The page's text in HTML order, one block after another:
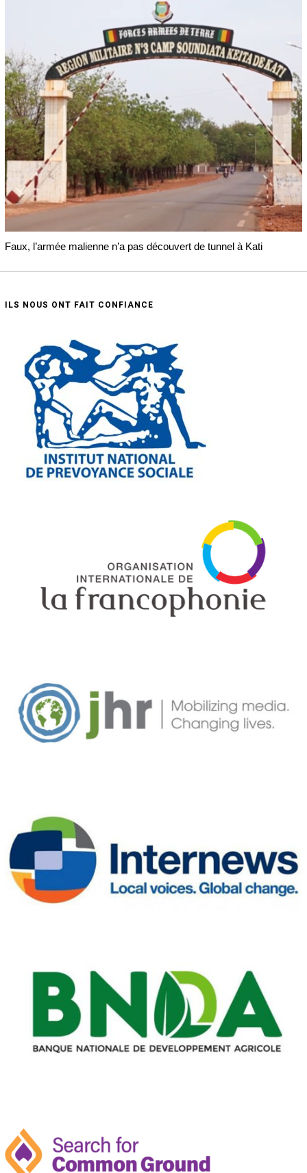
Faux, l’armée malienne n’a pas découvert de tunnel à Kati
ILS NOUS ONT FAIT CONFIANCE